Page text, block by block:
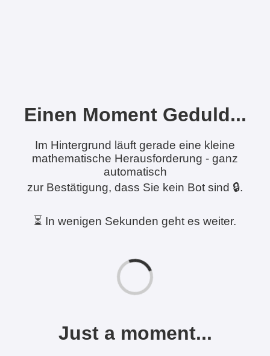
Einen Moment Geduld...
Im Hintergrund läuft gerade eine kleine
mathematische Herausforderung - ganz
automatisch
zur Bestätigung, dass Sie kein Bot sind 🔒.
⏳ In wenigen Sekunden geht es weiter.
Just a moment...